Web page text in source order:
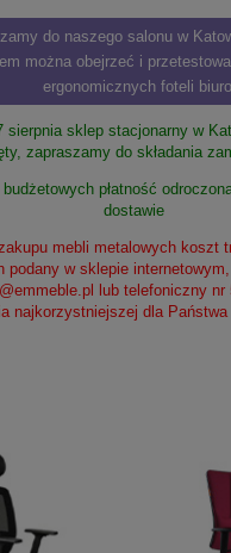
do naszego salonu w
można obejrzeć i
ergonomicznych foteli
sierpnia sklep stacjonarny w
zapraszamy do składania
płatność
dostawie
mebli metalowych koszt
podany w sklepie
lub telefoniczny
najkorzystniejszej dla Państwa